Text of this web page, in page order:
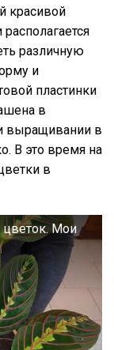
красивой
различную
и
пластинки
в
выращивании в
В это время на
в
Мои